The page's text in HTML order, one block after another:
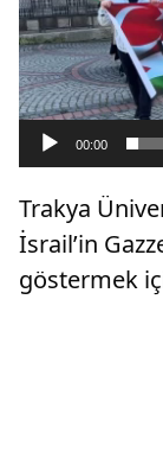
00:00
Trakya
İsrail’in
göstermek